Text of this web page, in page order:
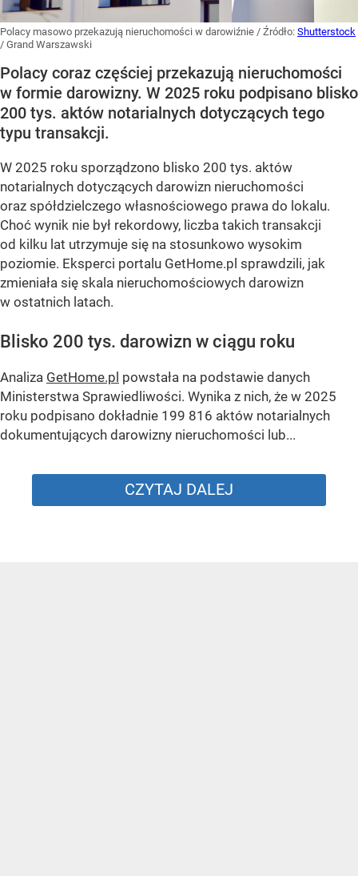
Polacy masowo przekazują nieruchomości w darowiźnie / Źródło: Shutterstock
/ Grand Warszawski
Polacy coraz częściej przekazują nieruchomości
w formie darowizny. W 2025 roku podpisano blisko
200 tys. aktów notarialnych dotyczących tego
typu transakcji.
W 2025 roku sporządzono blisko 200 tys. aktów
notarialnych dotyczących darowizn nieruchomości
oraz spółdzielczego własnościowego prawa do lokalu.
Choć wynik nie był rekordowy, liczba takich transakcji
od kilku lat utrzymuje się na stosunkowo wysokim
poziomie. Eksperci portalu GetHome.pl sprawdzili, jak
zmieniała się skala nieruchomościowych darowizn
w ostatnich latach.
Blisko 200 tys. darowizn w ciągu roku
Analiza GetHome.pl powstała na podstawie danych
Ministerstwa Sprawiedliwości. Wynika z nich, że w 2025
roku podpisano dokładnie 199 816 aktów notarialnych
dokumentujących darowizny nieruchomości lub...
CZYTAJ DALEJ